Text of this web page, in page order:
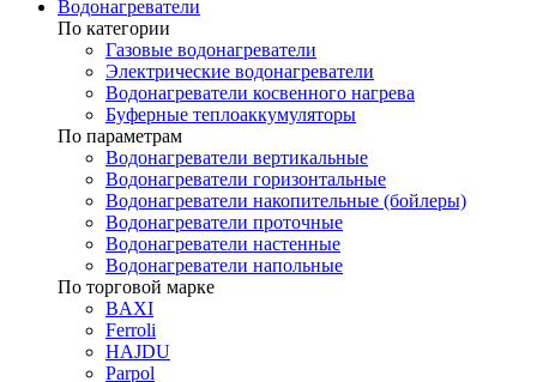
Водонагреватели
По категории
Газовые водонагреватели
Электрические водонагреватели
Водонагреватели косвенного нагрева
Буферные теплоаккумуляторы
По параметрам
Водонагреватели вертикальные
Водонагреватели горизонтальные
Водонагреватели накопительные (бойлеры)
Водонагреватели проточные
Водонагреватели настенные
Водонагреватели напольные
По торговой марке
BAXI
Ferroli
HAJDU
Parpol